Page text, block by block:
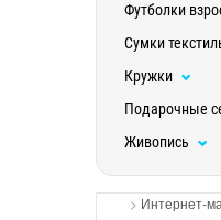
Футболки
Сумки
Кружки
Подарочные
Живопись
> Интернет-